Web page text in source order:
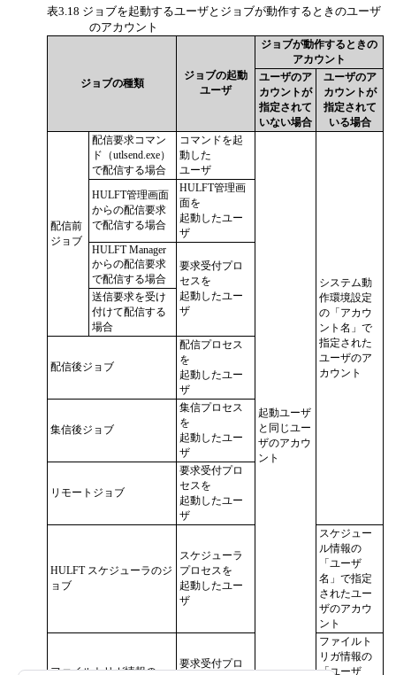
表3.18 ジョブを起動するユーザとジョブが動作するときのユーザ
のアカウント
ジョブの種類
ジョブの起動
ユーザ
ジョブが動作するときの
アカウント
ユーザのア
カウントが
指定されて
いない場合
ユーザのア
カウントが
指定されて
いる場合
配信前
ジョブ
配信要求コマン
ド（utlsend.exe）
で配信する場合
コマンドを起
動した
ユーザ
起動ユーザ
と同じユー
ザのアカウ
ント
システム動
作環境設定
の
アカウ
ント名
で
指定された
ユーザのア
カウント
HULFT管理画面
からの配信要求
で配信する場合
HULFT管理画
面を
起動したユー
ザ
HULFT Manager
からの配信要求
で配信する場合
要求受付プロ
セスを
起動したユー
ザ
送信要求を受け
付けて配信する
場合
配信後ジョブ
配信プロセス
を
起動したユー
ザ
集信後ジョブ
集信プロセス
を
起動したユー
ザ
リモートジョブ
要求受付プロ
セスを
起動したユー
ザ
HULFT スケジューラのジ
ョブ
スケジューラ
プロセスを
起動したユー
ザ
スケジュー
ル情報の
ユーザ
名
で指定
されたユー
ザのアカウ
ント
ファイルトリガ情報の
要求受付プロ
ファイルト
リガ情報の
ユーザ